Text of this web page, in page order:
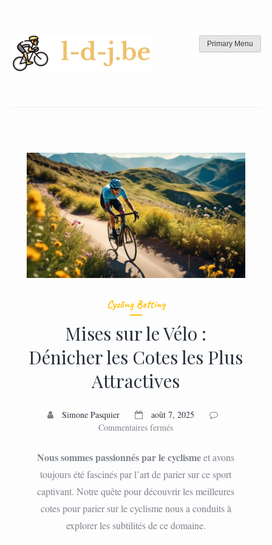
content
Primary Menu
Cycling Betting
Mises sur le Vélo :
Dénicher les Cotes les Plus
Attractives
Simone Pasquier
août 7, 2025
Commentaires ferméssur
sur
le
Vélo
:
les
Cotes
Nous sommes passionnés par le cyclismeet avons
toujours été fascinés par l’art de parier sur ce sport
captivant. Notre quête pour découvrir les meilleures
cotes pour parier sur le cyclisme nous a conduits à
explorer les subtilités de ce domaine.